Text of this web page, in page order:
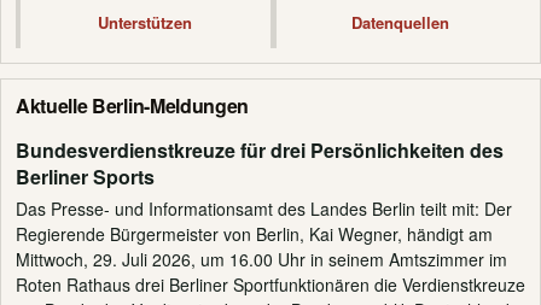
Unterstützen Datenquellen
Aktuelle Berlin-Meldungen
Bundesverdienstkreuze für drei Persönlichkeiten des
Berliner Sports
Das Presse- und Informationsamt des Landes Berlin teilt mit: Der
Regierende Bürgermeister von Berlin, Kai Wegner, händigt am
Mittwoch, 29. Juli 2026, um 16.00 Uhr in seinem Amtszimmer im
Roten Rathaus drei Berliner Sportfunktionären die Verdienstkreuze